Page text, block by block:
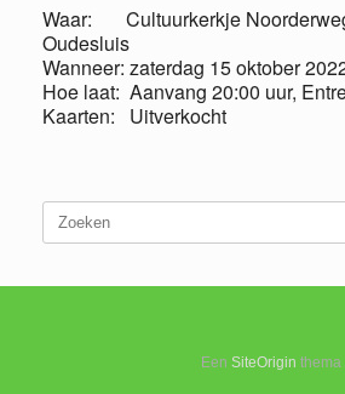
Waar: Cultuurkerkje
Oudesluis
Wanneer: zaterdag 15 oktober
Hoe laat: Aanvang 20:00 uur,
Kaarten: Uitverkocht
Zoeken
Een SiteOrigin thema